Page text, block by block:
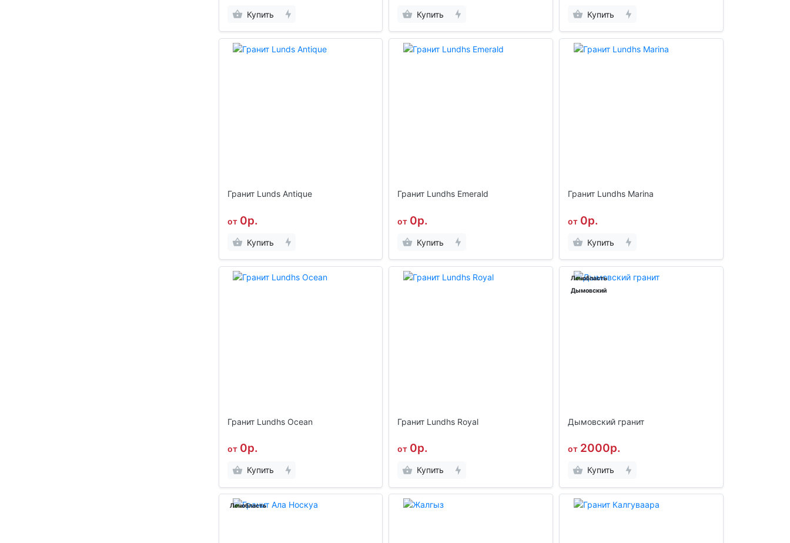
Купить Купить Купить
Гранит Lunds Antique
от 0р.
Купить
Гранит Lundhs Emerald
от 0р.
Купить
Гранит Lundhs Marina
от 0р.
Купить
Гранит Lundhs Ocean
от 0р.
Купить
Гранит Lundhs Royal
от 0р.
Купить
Ленобласть
Дымовский
Дымовский гранит
от 2000р.
Купить
Ленобласть